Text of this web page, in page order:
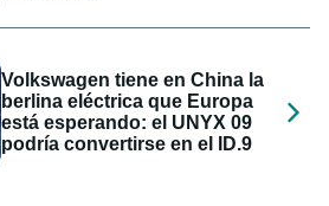
Volkswagen tiene en China la
berlina eléctrica que Europa
está esperando: el UNYX 09
podría convertirse en el ID.9